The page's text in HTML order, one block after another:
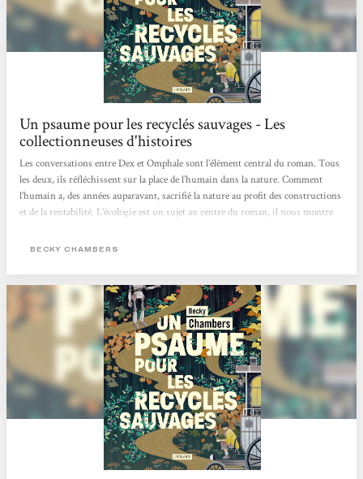
Un psaume pour les recyclés sauvages - Les
collectionneuses d'histoires
Les conversations entre Dex et Omphale sont l’élément central du roman. Tous
les deux, ils réfléchissent sur la place de l’humain dans la nature. Comment
l’humain a, des années auparavant, sacrifié la nature au profit des constructions
et de la rentabilité. L’écologie est un sujet au centre du roman, il nous montre
ils la respectent et vivent en harmonie avec elle.Un autre point qui revient dans
besoin d’objectifs, d’un but pour...
BECKY CHAMBERS